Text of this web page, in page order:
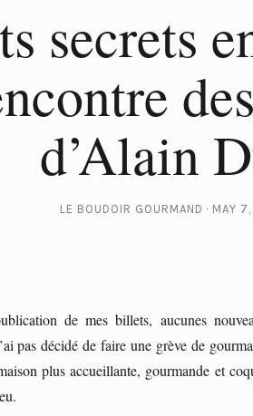
secrets
d’Alain
LE BOUDOIR GOURMAND MAY
de mes billets, aucunes
pas décidé de faire une grève de
plus accueillante, gourmande et